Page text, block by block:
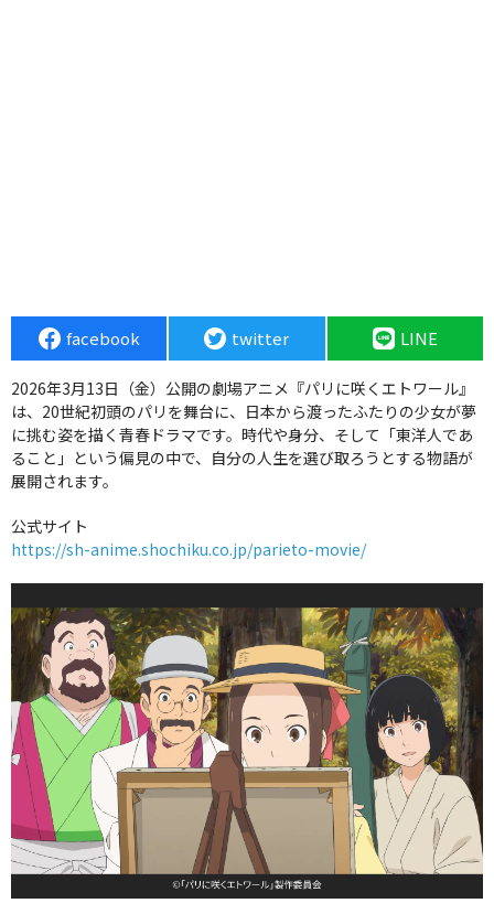
facebook twitter LINE
2026年3月13日（金）公開の劇場アニメ『パリに咲くエトワール』
は、20世紀初頭のパリを舞台に、日本から渡ったふたりの少女が夢
に挑む姿を描く青春ドラマです。時代や身分、そして「東洋人であ
ること」という偏見の中で、自分の人生を選び取ろうとする物語が
展開されます。
公式サイト
https://sh-anime.shochiku.co.jp/parieto-movie/